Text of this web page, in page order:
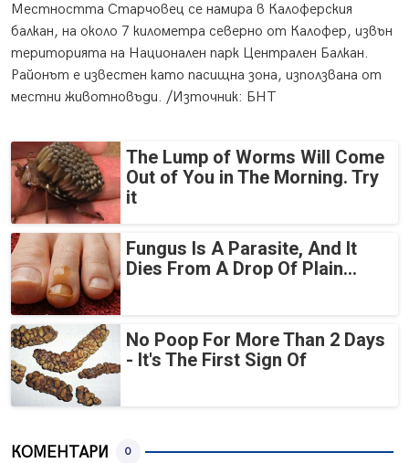
Местността Старчовец се намира в Калоферския
балкан, на около 7 километра северно от Калофер, извън
територията на Национален парк Централен Балкан.
Районът е известен като пасищна зона, използвана от
местни животновъди. /Източник: БНТ
The Lump of Worms Will Come
Out of You in The Morning. Try
it
Fungus Is A Parasite, And It
Dies From A Drop Of Plain...
No Poop For More Than 2 Days
- It's The First Sign Of
КОМЕНТАРИ 0